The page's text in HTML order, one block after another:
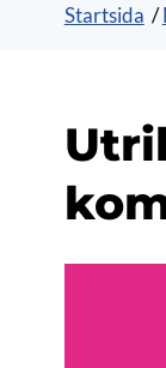
Startsida /